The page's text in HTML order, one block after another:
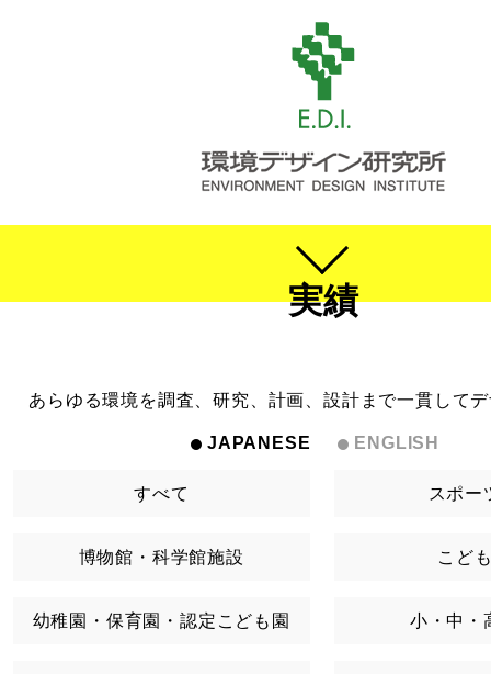
実績
あらゆる環境を調査、研究、計画、設計まで一貫して
JAPANESE ENGLISH
すべて スポー
博物館・科学館施設 こど
幼稚園・保育園・認定こども園 小・中・